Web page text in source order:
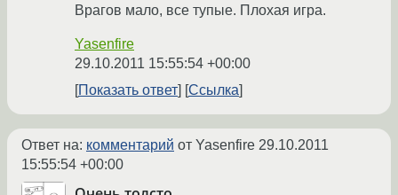
Врагов мало, все тупые. Плохая игра.
Yasenfire
29.10.2011 15:55:54 +00:00
Показать ответ
Ссылка
Ответ на: комментарий от Yasenfire 29.10.2011
15:55:54 +00:00